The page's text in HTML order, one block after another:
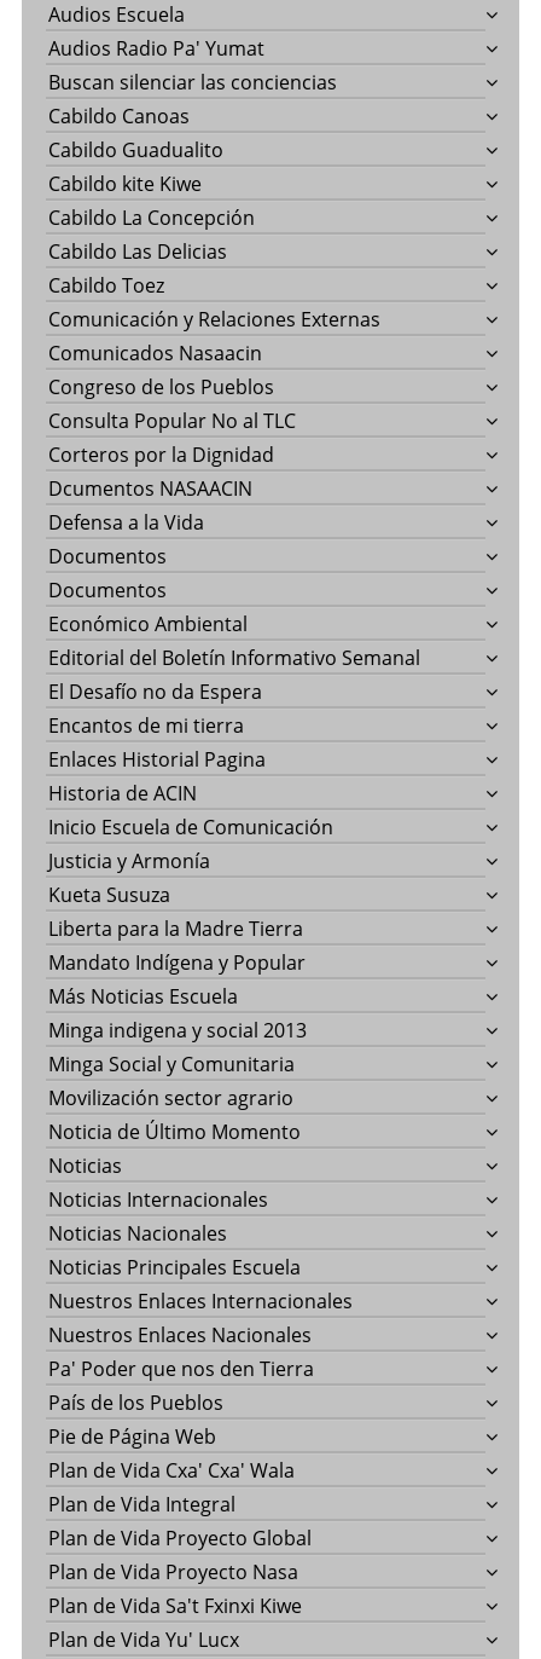
Audios Escuela
Audios Radio Pa' Yumat
Buscan silenciar las conciencias
Cabildo Canoas
Cabildo Guadualito
Cabildo kite Kiwe
Cabildo La Concepción
Cabildo Las Delicias
Cabildo Toez
Comunicación y Relaciones Externas
Comunicados Nasaacin
Congreso de los Pueblos
Consulta Popular No al TLC
Corteros por la Dignidad
Dcumentos NASAACIN
Defensa a la Vida
Documentos
Documentos
Económico Ambiental
Editorial del Boletín Informativo Semanal
El Desafío no da Espera
Encantos de mi tierra
Enlaces Historial Pagina
Historia de ACIN
Inicio Escuela de Comunicación
Justicia y Armonía
Kueta Susuza
Liberta para la Madre Tierra
Mandato Indígena y Popular
Más Noticias Escuela
Minga indigena y social 2013
Minga Social y Comunitaria
Movilización sector agrario
Noticia de Último Momento
Noticias
Noticias Internacionales
Noticias Nacionales
Noticias Principales Escuela
Nuestros Enlaces Internacionales
Nuestros Enlaces Nacionales
Pa' Poder que nos den Tierra
País de los Pueblos
Pie de Página Web
Plan de Vida Cxa' Cxa' Wala
Plan de Vida Integral
Plan de Vida Proyecto Global
Plan de Vida Proyecto Nasa
Plan de Vida Sa't Fxinxi Kiwe
Plan de Vida Yu' Lucx